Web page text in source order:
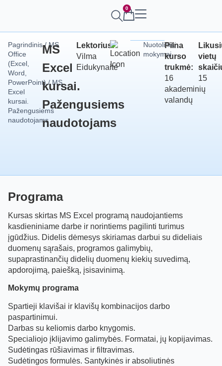
0
Pagrindinis/ MS
Office
(Excel,
Word,
PowerPoint)/ MS
Excel
kursai.
Pažengusiems
naudotojams
MS
Excel
kursai.
Pažengusiems
naudotojams
Lektorius:
Vilma
Eidukynaitė
Nuotoliniai
mokymai
Pilna
kurso
trukmė:
16
akademinių
valandų
vietų
15
Programa
Kursas skirtas MS Excel programą naudojantiems
kasdieniniame darbe ir norintiems pagilinti turimus
įgūdžius. Didelis dėmesys skiriamas darbui su dideliais
duomenų sąrašais, programos galimybių,
supaprastinančių didelių duomenų kiekių suvedimą,
apdorojimą, paiešką, įsisavinimą.
Mokymų programa
Spartieji klavišai ir klavišų kombinacijos darbo
paspartinimui.
Darbas su keliomis darbo knygomis.
Specialiojo įklijavimo galimybės. Formatai, jų kopijavimas.
Sudėtingas rūšiavimas ir filtravimas.
Sudėtingos formulės. Santykinės ir absoliutinės